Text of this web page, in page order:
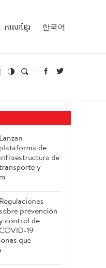
ភាសាខ្មែរ 한국어
Lanzan
plataforma de
infraestructura de
y
Regulaciones
sobre prevención
control de
19
que